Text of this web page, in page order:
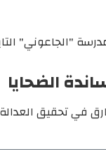
"الجاعوني"
الضحايا
في تحقيق